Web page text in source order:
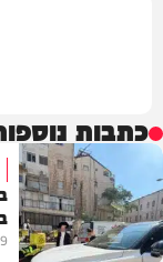
כתבות